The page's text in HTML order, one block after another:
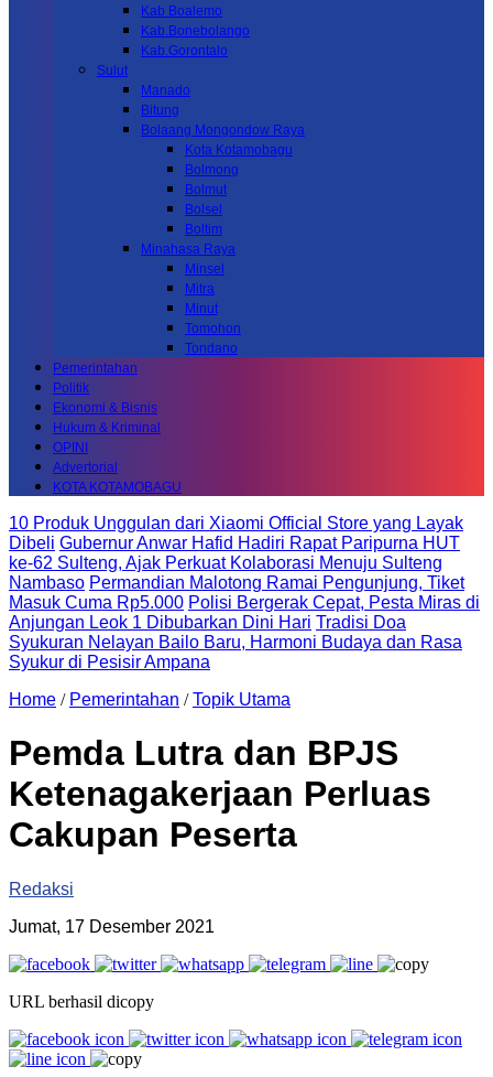
Kab Boalemo
Kab.Bonebolango
Kab.Gorontalo
Sulut
Manado
Bitung
Bolaang Mongondow Raya
Kota Kotamobagu
Bolmong
Bolmut
Bolsel
Boltim
Minahasa Raya
Minsel
Mitra
Minut
Tomohon
Tondano
Pemerintahan
Politik
Ekonomi & Bisnis
Hukum & Kriminal
OPINI
Advertorial
KOTA KOTAMOBAGU
10 Produk Unggulan dari Xiaomi Official Store yang Layak
Dibeli Gubernur Anwar Hafid Hadiri Rapat Paripurna HUT
ke-62 Sulteng, Ajak Perkuat Kolaborasi Menuju Sulteng
Nambaso Permandian Malotong Ramai Pengunjung, Tiket
Masuk Cuma Rp5.000 Polisi Bergerak Cepat, Pesta Miras di
Anjungan Leok 1 Dibubarkan Dini Hari Tradisi Doa
Syukuran Nelayan Bailo Baru, Harmoni Budaya dan Rasa
Syukur di Pesisir Ampana
Home / Pemerintahan /Topik Utama
Pemda Lutra dan BPJS
Ketenagakerjaan Perluas
Cakupan Peserta
Redaksi
Jumat, 17 Desember 2021
URL berhasil dicopy